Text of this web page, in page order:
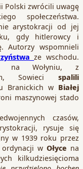
Polski zwrócili uwagę
społeczeństwa.
arystokracji od jej
gdy hitlerowcy i
Autorzy wspomnieli
ze wschodu.
na Wołyniu, z
Sowieci spalili
Branickich w Białej
maszynowej stado
czasów,
rysuje się
w 1939 roku przez
w Ołyce na
kilkudziesięcioma